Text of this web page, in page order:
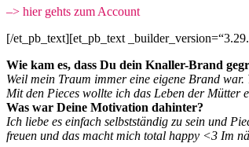
–> hier gehts zum Account
[/et_pb_text][et_pb_text
Wie kam es, dass Du dein Knaller-Brand
Weil mein Traum immer eine eigene Brand
Mit den Pieces wollte ich das Leben der Mütter
Was war Deine Motivation dahinter?
Ich liebe es einfach selbstständig zu sein und
freuen und das macht mich total happy <3 Im